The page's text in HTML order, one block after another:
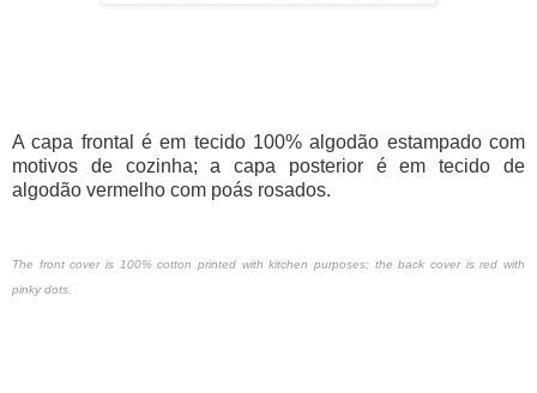
A capa frontal é em tecido 100% algodão estampado com
motivos de cozinha; a capa posterior é em tecido de
algodão vermelho com poás rosados.
The front cover is 100% cotton printed with kitchen purposes; the back cover is red with
pinky dots.